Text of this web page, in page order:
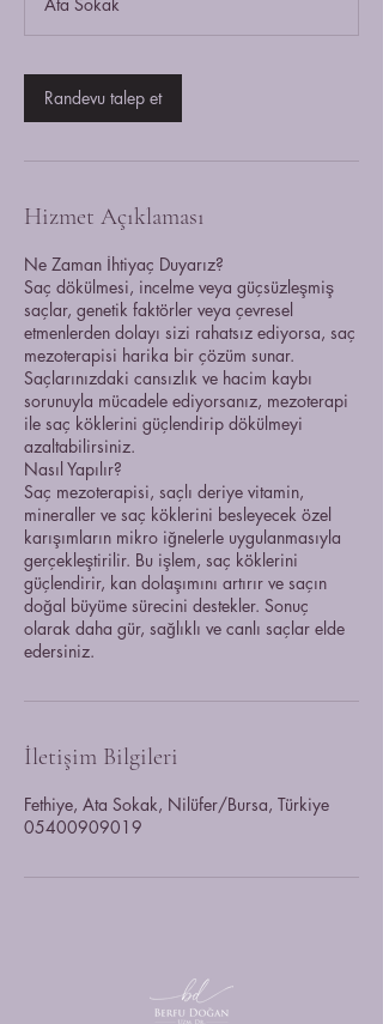
k
.
Randevu talep et
Hizmet Açıklaması
Ne Zaman İhtiyaç Duyarız?
Saç dökülmesi, incelme veya güçsüzleşmiş
saçlar, genetik faktörler veya çevresel
etmenlerden dolayı sizi rahatsız ediyorsa, saç
mezoterapisi harika bir çözüm sunar.
Saçlarınızdaki cansızlık ve hacim kaybı
sorunuyla mücadele ediyorsanız, mezoterapi
ile saç köklerini güçlendirip dökülmeyi
azaltabilirsiniz.
Nasıl Yapılır?
Saç mezoterapisi, saçlı deriye vitamin,
mineraller ve saç köklerini besleyecek özel
karışımların mikro iğnelerle uygulanmasıyla
gerçekleştirilir. Bu işlem, saç köklerini
güçlendirir, kan dolaşımını artırır ve saçın
doğal büyüme sürecini destekler. Sonuç
olarak daha gür, sağlıklı ve canlı saçlar elde
İletişim Bilgileri
Fethiye, Ata Sokak, Nilüfer/Bursa, Türkiye
05400909019